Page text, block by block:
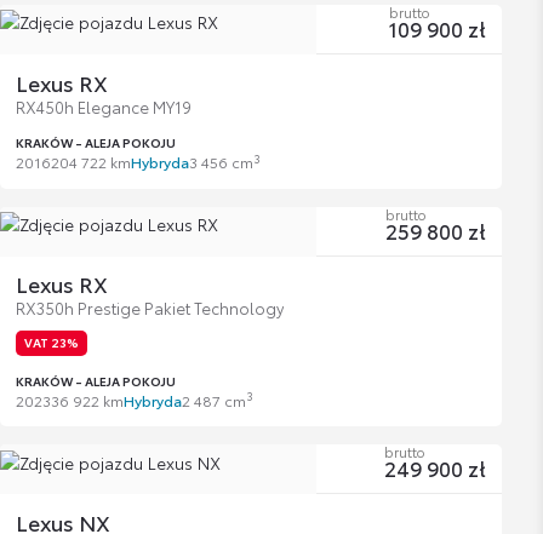
Lexus RX
RX450h Elegance MY19
KRAKÓW - ALEJA POKOJU
2016204 722 kmHybryda3 456 cm3
brutto
109 900 zł
Lexus RX
RX350h Prestige Pakiet Technology
VAT 23%
KRAKÓW - ALEJA POKOJU
202336 922 kmHybryda2 487 cm3
brutto
259 800 zł
Lexus NX
brutto
249 900 zł